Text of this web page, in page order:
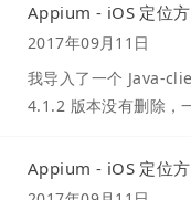
Appium - iOS 定位
2017年09月11日
我导入了一个 Java-
4.1.2 版本没有删除
Appium - iOS 定位